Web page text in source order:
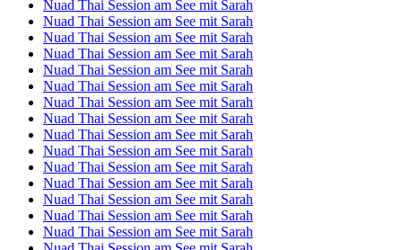
Nuad Thai Session am See mit Sarah
Nuad Thai Session am See mit Sarah
Nuad Thai Session am See mit Sarah
Nuad Thai Session am See mit Sarah
Nuad Thai Session am See mit Sarah
Nuad Thai Session am See mit Sarah
Nuad Thai Session am See mit Sarah
Nuad Thai Session am See mit Sarah
Nuad Thai Session am See mit Sarah
Nuad Thai Session am See mit Sarah
Nuad Thai Session am See mit Sarah
Nuad Thai Session am See mit Sarah
Nuad Thai Session am See mit Sarah
Nuad Thai Session am See mit Sarah
Nuad Thai Session am See mit Sarah